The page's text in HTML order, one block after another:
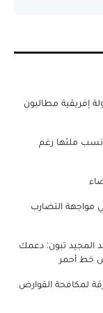
الدخول للولايات المتحدة: مواطنو 30 دولة إفريقية مطالبون
ملئها رغم
مواجهة التضارب
المجيد تبون: دعمك
خط أحمر
لمكافحة القوارض